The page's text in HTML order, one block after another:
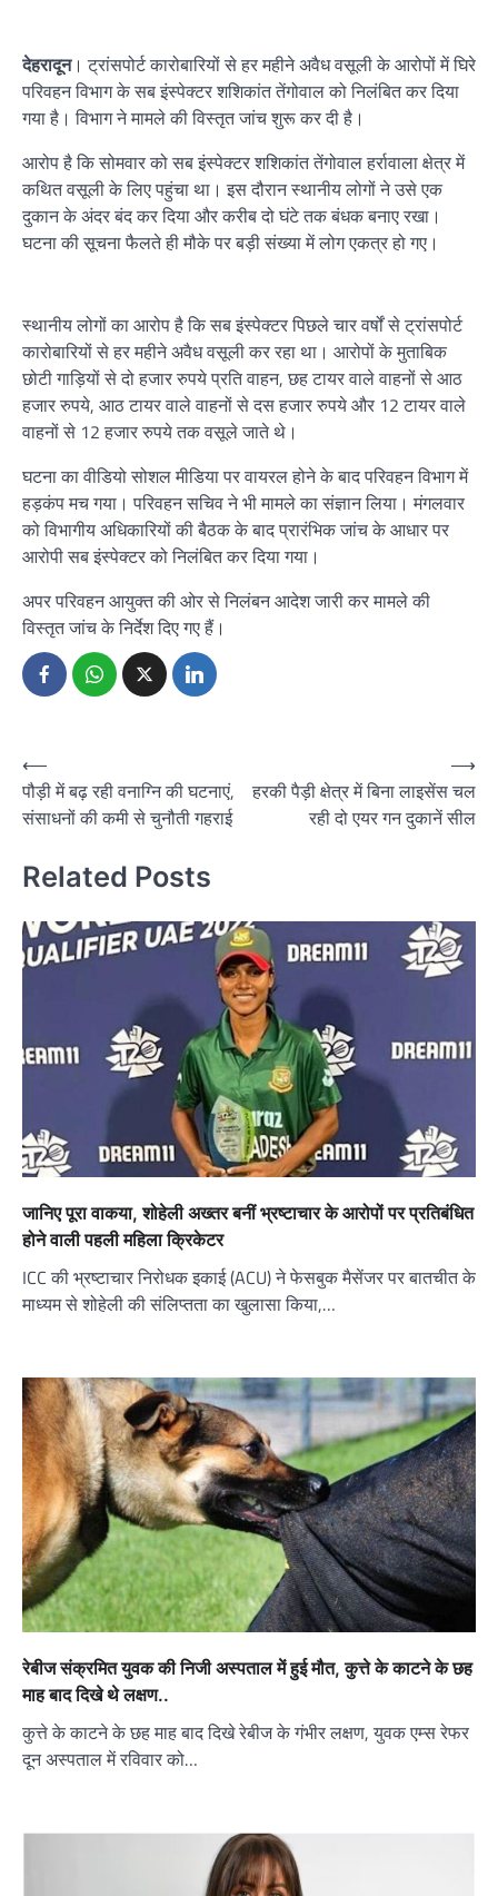
देहरादून। ट्रांसपोर्ट कारोबारियों से हर महीने अवैध वसूली के आरोपों में घिरे
परिवहन विभाग के सब इंस्पेक्टर शशिकांत तेंगोवाल को निलंबित कर दिया
गया है। विभाग ने मामले की विस्तृत जांच शुरू कर दी है।
आरोप है कि सोमवार को सब इंस्पेक्टर शशिकांत तेंगोवाल हर्रावाला क्षेत्र में
कथित वसूली के लिए पहुंचा था। इस दौरान स्थानीय लोगों ने उसे एक
दुकान के अंदर बंद कर दिया और करीब दो घंटे तक बंधक बनाए रखा।
घटना की सूचना फैलते ही मौके पर बड़ी संख्या में लोग एकत्र हो गए।
स्थानीय लोगों का आरोप है कि सब इंस्पेक्टर पिछले चार वर्षों से ट्रांसपोर्ट
कारोबारियों से हर महीने अवैध वसूली कर रहा था। आरोपों के मुताबिक
छोटी गाड़ियों से दो हजार रुपये प्रति वाहन, छह टायर वाले वाहनों से आठ
हजार रुपये, आठ टायर वाले वाहनों से दस हजार रुपये और 12 टायर वाले
वाहनों से 12 हजार रुपये तक वसूले जाते थे।
घटना का वीडियो सोशल मीडिया पर वायरल होने के बाद परिवहन विभाग में
हड़कंप मच गया। परिवहन सचिव ने भी मामले का संज्ञान लिया। मंगलवार
को विभागीय अधिकारियों की बैठक के बाद प्रारंभिक जांच के आधार पर
आरोपी सब इंस्पेक्टर को निलंबित कर दिया गया।
अपर परिवहन आयुक्त की ओर से निलंबन आदेश जारी कर मामले की
विस्तृत जांच के निर्देश दिए गए हैं।
Post
navigation
⟵
पौड़ी में बढ़ रही वनाग्नि की घटनाएं,
संसाधनों की कमी से चुनौती गहराई
हरकी पैड़ी क्षेत्र में बिना लाइसेंस चल
रही दो एयर गन दुकानें सील
⟶
Related Posts
जानिए पूरा वाकया, शोहेली अख्तर बनीं भ्रष्टाचार के आरोपों पर प्रतिबंधित
होने वाली पहली महिला क्रिकेटर
ICC की भ्रष्टाचार निरोधक इकाई (ACU) ने फेसबुक मैसेंजर पर बातचीत के
माध्यम से शोहेली की संलिप्तता का खुलासा किया,…
रेबीज संक्रमित युवक की निजी अस्पताल में हुई मौत, कुत्ते के काटने के छह
माह बाद दिखे थे लक्षण..
कुत्ते के काटने के छह माह बाद दिखे रेबीज के गंभीर लक्षण, युवक एम्स रेफर
दून अस्पताल में रविवार को…